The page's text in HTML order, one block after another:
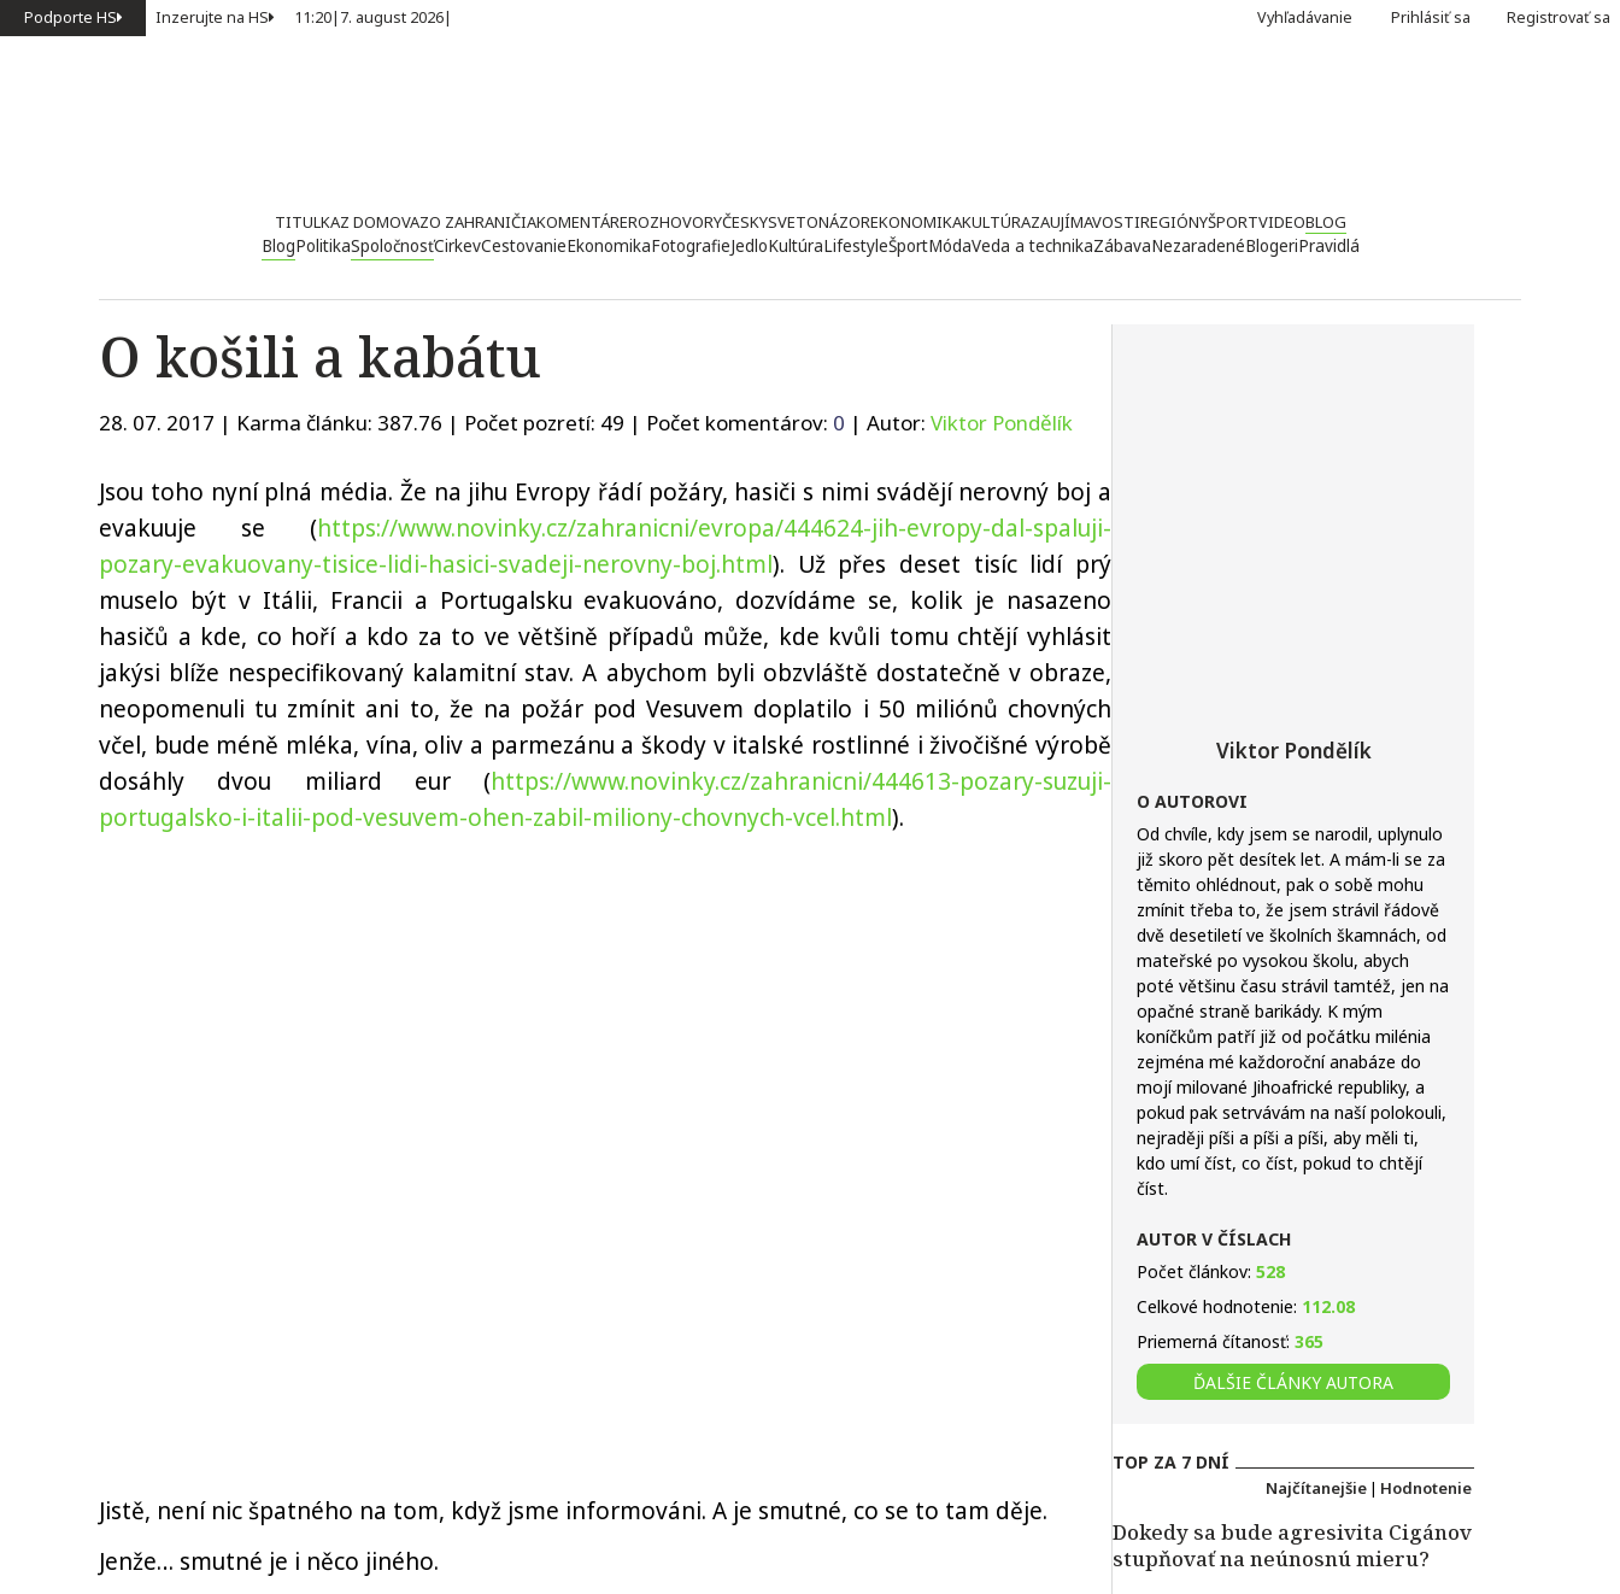
Podporte HS Inzerujte na HS 11:20| 7. august 2026| Vyhľadávanie Prihlásiť sa Registrovať sa
TITULKAZ DOMOVAZO ZAHRANIČIAKOMENTÁREROZHOVORYČESKYSVETONÁZOREKONOMIKAKULTÚRAZAUJÍMAVOSTIREGIÓNYŠPORTVIDEOBLOG
BlogPolitikaSpoločnosťCirkevCestovanieEkonomikaFotografieJedloKultúraLifestyleŠportMódaVeda a technikaZábavaNezaradenéBlogeriPravidlá
O košili a kabátu
28. 07. 2017 | Karma článku: 387.76 | Počet pozretí: 49 | Počet komentárov: 0 | Autor: Viktor Pondělík
Jsou toho nyní plná média. Že na jihu Evropy řádí požáry, hasiči s nimi svádějí nerovný boj a
evakuuje se (https://www.novinky.cz/zahranicni/evropa/444624-jih-evropy-dal-spaluji-
pozary-evakuovany-tisice-lidi-hasici-svadeji-nerovny-boj.html). Už přes deset tisíc lidí prý
muselo být v Itálii, Francii a Portugalsku evakuováno, dozvídáme se, kolik je nasazeno
hasičů a kde, co hoří a kdo za to ve většině případů může, kde kvůli tomu chtějí vyhlásit
jakýsi blíže nespecifikovaný kalamitní stav. A abychom byli obzvláště dostatečně v obraze,
neopomenuli tu zmínit ani to, že na požár pod Vesuvem doplatilo i 50 miliónů chovných
včel, bude méně mléka, vína, oliv a parmezánu a škody v italské rostlinné i živočišné výrobě
dosáhly dvou miliard eur (https://www.novinky.cz/zahranicni/444613-pozary-suzuji-
portugalsko-i-italii-pod-vesuvem-ohen-zabil-miliony-chovnych-vcel.html).
Jistě, není nic špatného na tom, když jsme informováni. A je smutné, co se to tam děje.
Jenže… smutné je i něco jiného.
Viktor Pondělík
O AUTOROVI
Od chvíle, kdy jsem se narodil, uplynulo
již skoro pět desítek let. A mám-li se za
těmito ohlédnout, pak o sobě mohu
zmínit třeba to, že jsem strávil řádově
dvě desetiletí ve školních škamnách, od
mateřské po vysokou školu, abych
poté většinu času strávil tamtéž, jen na
opačné straně barikády. K mým
koníčkům patří již od počátku milénia
zejména mé každoroční anabáze do
mojí milované Jihoafrické republiky, a
pokud pak setrvávám na naší polokouli,
nejraději píši a píši a píši, aby měli ti,
kdo umí číst, co číst, pokud to chtějí
číst.
AUTOR V ČÍSLACH
Počet článkov: 528
Celkové hodnotenie: 112.08
Priemerná čítanosť: 365
ĎALŠIE ČLÁNKY AUTORA
TOP ZA 7 DNÍ
Najčítanejšie | Hodnotenie
Dokedy sa bude agresivita Cigánov
stupňovať na neúnosnú mieru?